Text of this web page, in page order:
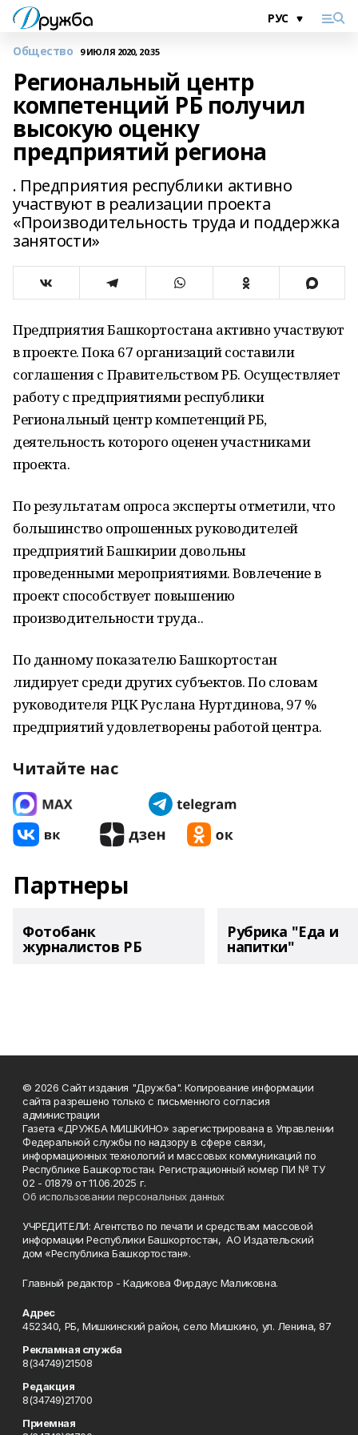
Общество 9 ИЮЛЯ 2020, 20:35
Региональный центр
компетенций РБ получил
высокую оценку
предприятий региона
. Предприятия республики активно
участвуют в реализации проекта
«Производительность труда и поддержка
занятости»
Предприятия Башкортостана активно участвуют
в проекте. Пока 67 организаций составили
соглашения с Правительством РБ. Осуществляет
работу с предприятиями республики
Региональный центр компетенций РБ,
деятельность которого оценен участниками
проекта.
По результатам опроса эксперты отметили, что
большинство опрошенных руководителей
предприятий Башкирии довольны
проведенными мероприятиями. Вовлечение в
проект способствует повышению
производительности труда..
По данному показателю Башкортостан
лидирует среди других субъектов. По словам
руководителя РЦК Руслана Нуртдинова, 97 %
предприятий удовлетворены работой центра.
Читайте нас
Партнеры
Фотобанк
журналистов РБ
Рубрика "Еда и
напитки"
© 2026 Сайт издания "Дружба". Копирование информации
сайта разрешено только с письменного согласия
администрации
Газета «ДРУЖБА МИШКИНО» зарегистрирована в Управлении
Федеральной службы по надзору в сфере связи,
информационных технологий и массовых коммуникаций по
Республике Башкортостан. Регистрационный номер ПИ № ТУ
02 - 01879 от 11.06.2025 г.
Об использовании персональных данных
УЧРЕДИТЕЛИ: Агентство по печати и средствам массовой
информации Республики Башкортостан, АО Издательский
дом «Республика Башкортостан».
Главный редактор - Кадикова Фирдаус Маликовна.
Адрес
452340, РБ, Мишкинский район, село Мишкино, ул. Ленина, 87
Рекламная служба
8(34749)21508
Редакция
8(34749)21700
Приемная